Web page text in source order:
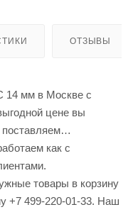
ОТЗЫВЫ
14 мм в Москве с
цене вы
как с
товары в корзину
+7 499-220-01-33. Наш